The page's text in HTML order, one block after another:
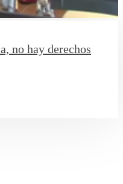
no hay derechos